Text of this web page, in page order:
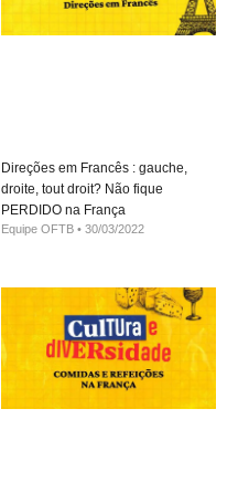
Direções em Francês : gauche,
droite, tout droit? Não fique
PERDIDO na França
Equipe OFTB 30/03/2022